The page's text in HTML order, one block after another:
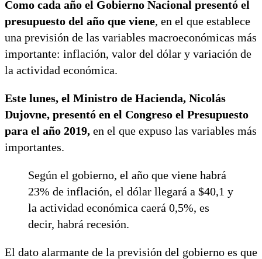
Como cada año el Gobierno Nacional presentó el
presupuesto del año que viene, en el que establece
una previsión de las variables macroeconómicas más
importante: inflación, valor del dólar y variación de
la actividad económica.
Este lunes, el Ministro de Hacienda, Nicolás
Dujovne, presentó en el Congreso el Presupuesto
para el año 2019, en el que expuso las variables más
importantes.
Según el gobierno, el año que viene habrá
23% de inflación, el dólar llegará a $40,1 y
la actividad económica caerá 0,5%, es
decir, habrá recesión.
El dato alarmante de la previsión del gobierno es que